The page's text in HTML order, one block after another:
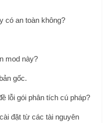
có an toàn không?
mod này?
gốc.
lỗi gói phân tích cú pháp?
đặt từ các tài nguyên